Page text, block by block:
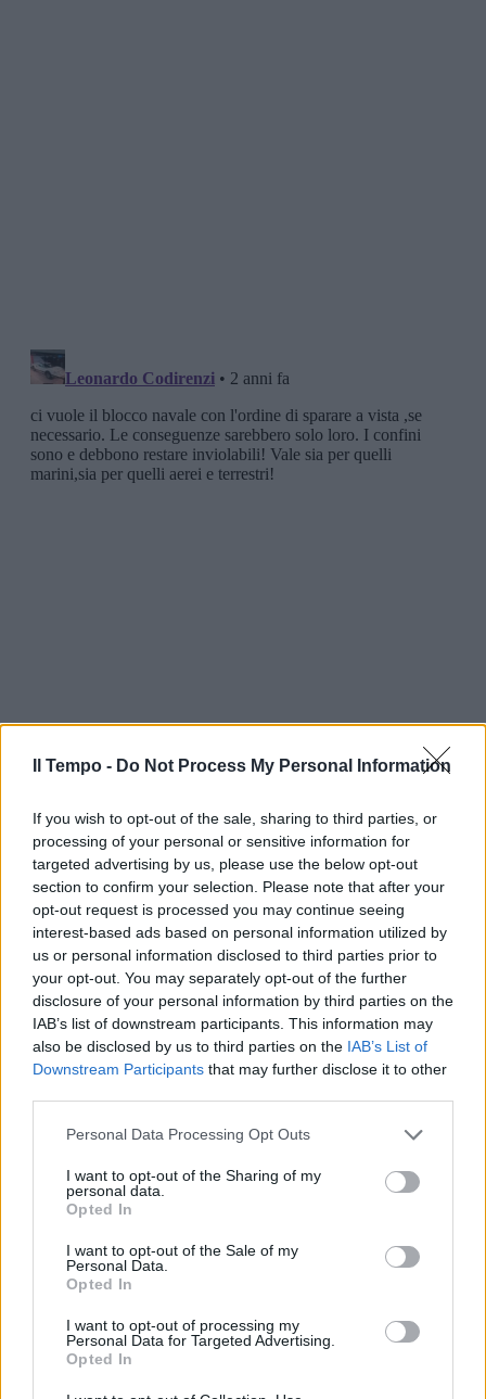
Il Tempo - Do Not Process My Personal Information
If you wish to opt-out of the sale, sharing to third parties, or
processing of your personal or sensitive information for
targeted advertising by us, please use the below opt-out
section to confirm your selection. Please note that after your
opt-out request is processed you may continue seeing
interest-based ads based on personal information utilized by
us or personal information disclosed to third parties prior to
your opt-out. You may separately opt-out of the further
disclosure of your personal information by third parties on the
IAB’s list of downstream participants. This information may
also be disclosed by us to third parties on the IAB’s List of
Downstream Participants that may further disclose it to other
Personal Data Processing Opt Outs
I want to opt-out of the Sharing of my
personal data.
Opted In
I want to opt-out of the Sale of my
Personal Data.
Opted In
I want to opt-out of processing my
Personal Data for Targeted Advertising.
Opted In
In evidenza